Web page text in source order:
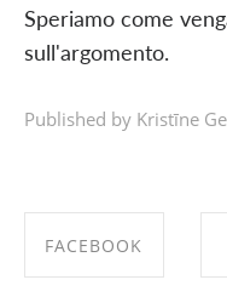
Speriamo come
sull'argomento.
Published by Kristīne
FACEBOOK